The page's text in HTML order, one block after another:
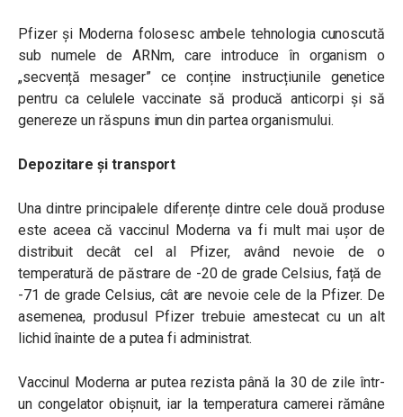
Pfizer și Moderna folosesc ambele tehnologia cunoscută
sub numele de ARNm, care introduce în organism o
„secvență mesager” ce conține instrucțiunile genetice
pentru ca celulele vaccinate să producă anticorpi și să
genereze un răspuns imun din partea organismului.
Depozitare și transport
Una dintre principalele diferențe dintre cele două produse
este aceea că vaccinul Moderna va fi mult mai ușor de
distribuit decât cel al Pfizer, având nevoie de o
temperatură de păstrare de -20 de grade Celsius, față de
-71 de grade Celsius, cât are nevoie cele de la Pfizer. De
asemenea, produsul Pfizer trebuie amestecat cu un alt
lichid înainte de a putea fi administrat.
Vaccinul Moderna ar putea rezista până la 30 de zile într-
un congelator obișnuit, iar la temperatura camerei rămâne